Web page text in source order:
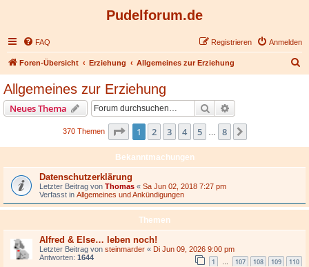
Pudelforum.de
FAQ Anmelden
Registrieren
Foren-Übersicht Erziehung Allgemeines zur Erziehung
Allgemeines zur Erziehung
Neues Thema Suche
370 Themen Seite 1von
1 2 3 4 5 8
Bekanntmachungen
Datenschutzerklärung
Letzter Beitrag von Thomas « Sa Jun 02, 2018 7:27 pm
Verfasst in Allgemeines und Ankündigungen
Themen
Alfred & Else… leben noch!
Letzter Beitrag von steinmarder « Di Jun 09, 2026 9:00 pm
Antworten: 1644 1 … 107 108 109 110